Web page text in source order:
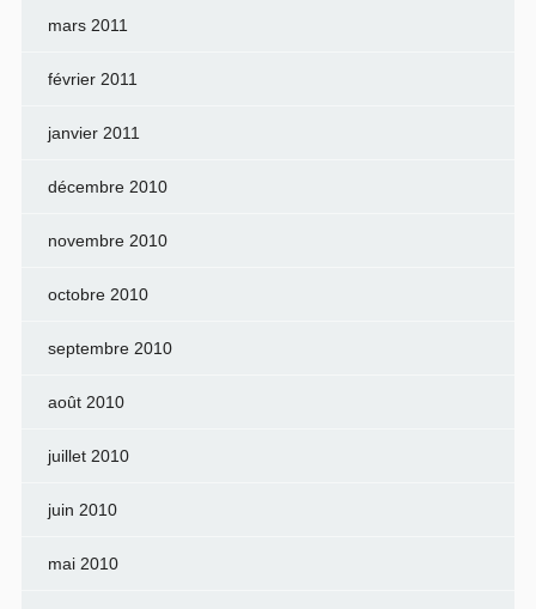
mars 2011
février 2011
janvier 2011
décembre 2010
novembre 2010
octobre 2010
septembre 2010
août 2010
juillet 2010
juin 2010
mai 2010